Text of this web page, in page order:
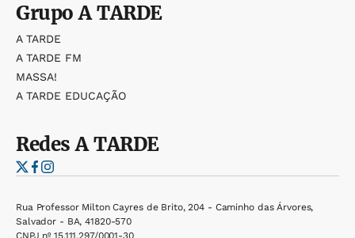
GrupoA TARDE
A TARDE
A TARDE FM
MASSA!
A TARDE EDUCAÇÃO
RedesA TARDE
Rua Professor Milton Cayres de Brito, 204 - Caminho das Árvores,
Salvador - BA, 41820-570
CNPJ nº 15.111.297/0001-30